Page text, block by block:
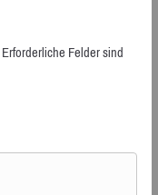
Erforderliche Felder sind